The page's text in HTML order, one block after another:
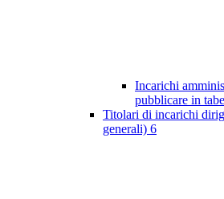
Incarichi
pubblicare in
Titolari di incarichi
generali) 6